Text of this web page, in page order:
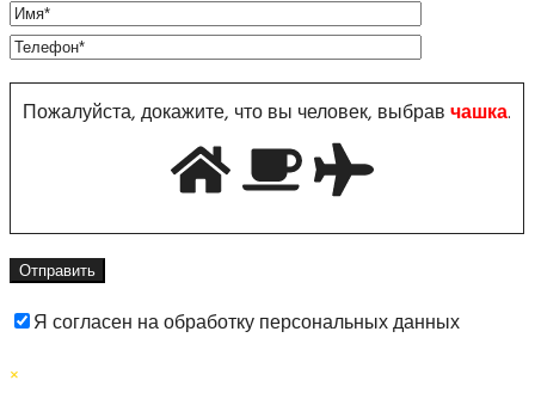
Пожалуйста, докажите, что вы человек, выбравчашка.
Я согласен на обработку персональных данных
×